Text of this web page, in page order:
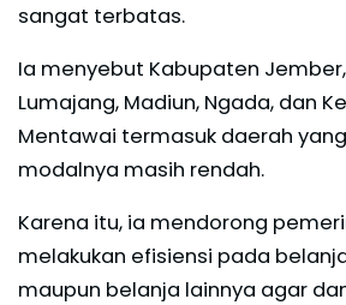
sangat terbatas.
Ia menyebut Kabupaten
Lumajang, Madiun, Ngada, dan
Mentawai termasuk daerah
modalnya masih rendah.
Karena itu, ia mendorong
melakukan efisiensi pada
maupun belanja lainnya agar